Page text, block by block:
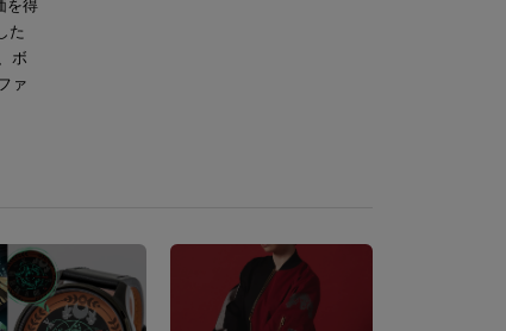
を得
た
ボ
ァ